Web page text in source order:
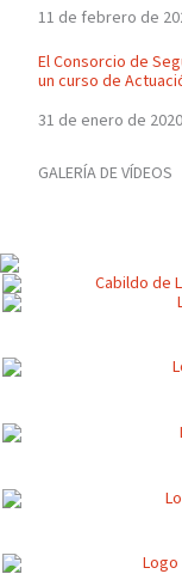
11 de febrero de
El Consorcio de
un curso de
31 de enero de 2020
GALERÍA DE VÍDEOS